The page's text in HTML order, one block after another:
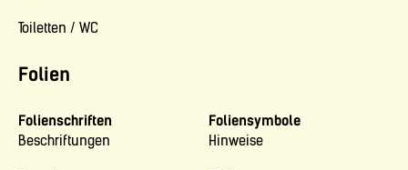
Folien
Toiletten / WC
Folienschriften
Beschriftungen
Foliensymbole
Hinweise